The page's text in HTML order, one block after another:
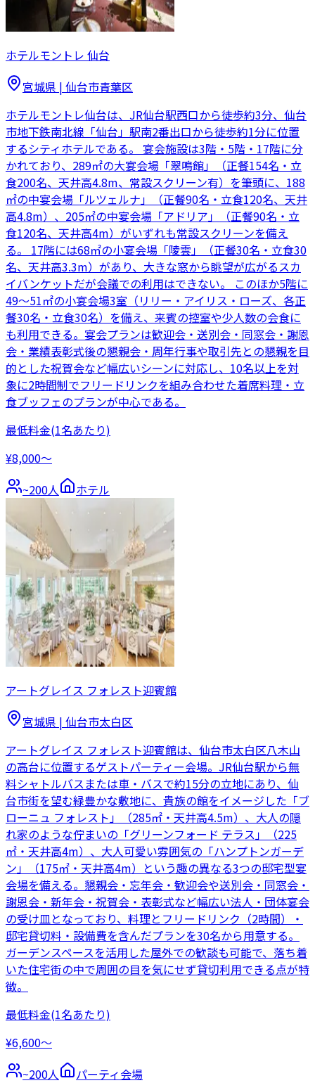
ホテルモントレ 仙台
宮城県 | 仙台市青葉区
ホテルモントレ仙台は、JR仙台駅西口から徒歩約3分、仙台
市地下鉄南北線「仙台」駅南2番出口から徒歩約1分に位置
するシティホテルである。 宴会施設は3階・5階・17階に分
かれており、289㎡の大宴会場「翠鳴館」（正餐154名・立
食200名、天井高4.8m、常設スクリーン有）を筆頭に、188
㎡の中宴会場「ルツェルナ」（正餐90名・立食120名、天井
高4.8m）、205㎡の中宴会場「アドリア」（正餐90名・立
食120名、天井高4m）がいずれも常設スクリーンを備え
る。 17階には68㎡の小宴会場「陵雲」（正餐30名・立食30
名、天井高3.3m）があり、大きな窓から眺望が広がるスカ
イバンケットだが会議での利用はできない。 このほか5階に
49〜51㎡の小宴会場3室（リリー・アイリス・ローズ、各正
餐30名・立食30名）を備え、来賓の控室や少人数の会食に
も利用できる。宴会プランは歓迎会・送別会・同窓会・謝恩
会・業績表彰式後の懇親会・周年行事や取引先との懇親を目
的とした祝賀会など幅広いシーンに対応し、10名以上を対
象に2時間制でフリードリンクを組み合わせた着席料理・立
食ブッフェのプランが中心である。
最低料金(1名あたり)
¥8,000〜
~200人 ホテル
アートグレイス フォレスト迎賓館
宮城県 | 仙台市太白区
アートグレイス フォレスト迎賓館は、仙台市太白区八木山
の高台に位置するゲストパーティー会場。JR仙台駅から無
料シャトルバスまたは車・バスで約15分の立地にあり、仙
台市街を望む緑豊かな敷地に、貴族の館をイメージした「ブ
ローニュ フォレスト」（285㎡・天井高4.5m）、大人の隠
れ家のような佇まいの「グリーンフォード テラス」（225
㎡・天井高4m）、大人可愛い雰囲気の「ハンプトンガーデ
ン」（175㎡・天井高4m）という趣の異なる3つの邸宅型宴
会場を備える。懇親会・忘年会・歓迎会や送別会・同窓会・
謝恩会・新年会・祝賀会・表彰式など幅広い法人・団体宴会
の受け皿となっており、料理とフリードリンク（2時間）・
邸宅貸切料・設備費を含んだプランを30名から用意する。
ガーデンスペースを活用した屋外での歓談も可能で、落ち着
いた住宅街の中で周囲の目を気にせず貸切利用できる点が特
徴。
最低料金(1名あたり)
¥6,600〜
~200人
パーティ会場